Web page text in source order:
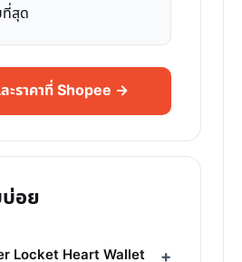
สุด
ะราคาที่ Shopee →
อย
Locket Heart Wallet